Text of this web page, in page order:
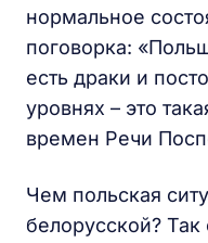
нормальное
поговорка:
есть драки и
уровнях – это
времен Речи
Чем польская
белорусской? Так